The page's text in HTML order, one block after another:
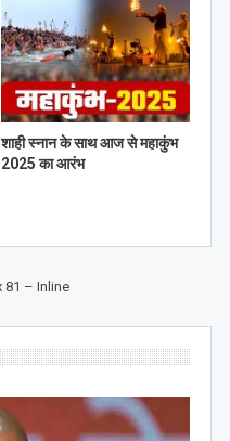
शाही स्नान के साथ आज से महाकुंभ
2025 का आरंभ